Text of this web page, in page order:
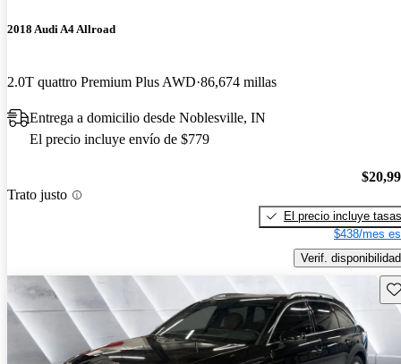
2018 Audi A4 Allroad
2.0T quattro Premium Plus AWD 86,674 millas
Entrega a domicilio desde Noblesville, IN
El precio incluye envío de $779
Trato justo
El precio incluye tasas
$438/mes
Verif. disponibilidad